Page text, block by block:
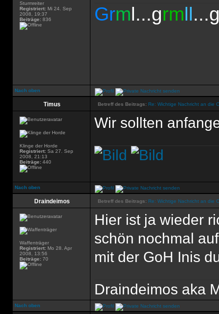
Sturmreiter
Registriert: Mi 24. Sep
2008, 19:37
Beiträge: 836 Grml...grmll
Nach oben
Timus Betreff des Beitrags: Re: Wichtige Nachricht an die
Klinge der Horde
Registriert: Sa 27. Sep
2008, 21:13
Beiträge: 440
Wir sollten
Nach oben
Draindeimos Betreff des Beitrags: Re: Wichtige Nachricht an die
Waffenträger
Registriert: Mo 28. Apr
2008, 13:56
Beiträge: 70
Hier ist ja wieder
schön nochmal
mit der GoH Inis
Draindeimos aka
Nach oben